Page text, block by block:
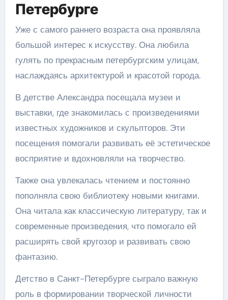
Петербурге
Уже с самого раннего возраста она проявляла
большой интерес к искусству. Она любила
гулять по прекрасным петербургским улицам,
наслаждаясь архитектурой и красотой города.
В детстве Александра посещала музеи и
выставки, где знакомилась с произведениями
известных художников и скульпторов. Эти
посещения помогали развивать её эстетическое
восприятие и вдохновляли на творчество.
Также она увлекалась чтением и постоянно
пополняла свою библиотеку новыми книгами.
Она читала как классическую литературу, так и
современные произведения, что помогало ей
расширять свой кругозор и развивать свою
фантазию.
Детство в Санкт-Петербурге сыграло важную
роль в формировании творческой личности